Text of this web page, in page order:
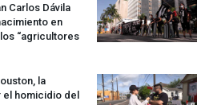
Carlos Dávila
en
“agricultores
la
el homicidio del